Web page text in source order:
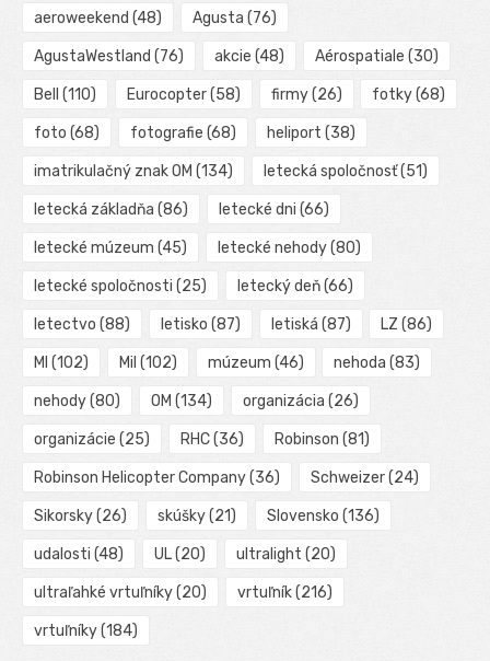
aeroweekend (48) Agusta (76)
AgustaWestland (76) akcie (48) Aérospatiale (30)
Bell (110) Eurocopter(58) firmy(26) fotky(68)
foto (68) fotografie (68) heliport (38)
imatrikulačný znak OM (134) letecká spoločnosť(51)
letecká základňa (86) letecké dni (66)
letecké múzeum (45) letecké nehody(80)
letecké spoločnosti (25) letecký deň(66)
letectvo (88) letisko (87) letiská (87) LZ (86)
MI (102) Mil (102) múzeum (46) nehoda (83)
nehody(80) OM (134) organizácia (26)
organizácie (25) RHC(36) Robinson (81)
Robinson Helicopter Company(36) Schweizer(24)
Sikorsky(26) skúšky(21) Slovensko (136)
udalosti (48) UL(20) ultralight (20)
ultraľahké vrtuľníky(20) vrtuľník(216)
vrtuľníky(184)